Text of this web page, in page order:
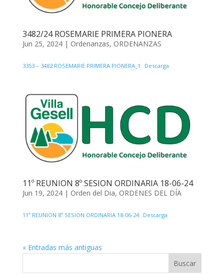
3482/24 ROSEMARIE PRIMERA PIONERA
Jun 25, 2024| Ordenanzas, ORDENANZAS
3353 – 3482 ROSEMARIE PRIMERA PIONERA_1 Descarga
11º REUNION 8º SESION ORDINARIA 18-06-24
Jun 19, 2024| Orden del Dia, ORDENES DEL DÍA
11º REUNION 8º SESION ORDINARIA 18-06-24 Descarga
« Entradas más antiguas